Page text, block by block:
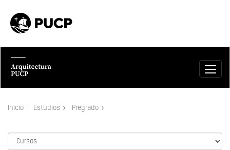
Inicio Estudios Pregrado